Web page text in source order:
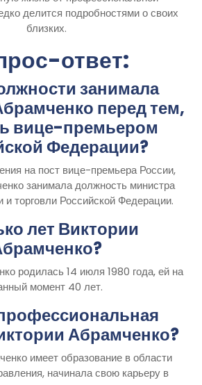
делится подробностями о своих
близких.
ответ:
занимала
перед тем,
вице-премьером
Федерации?
на пост вице-премьера России,
занимала должность министра
торговли Российской Федерации.
лет Виктории
родилась 14 июля 1980 года, ей на
момент 40 лет.
Абрамченко?
имеет образование в области
начинала свою карьеру в